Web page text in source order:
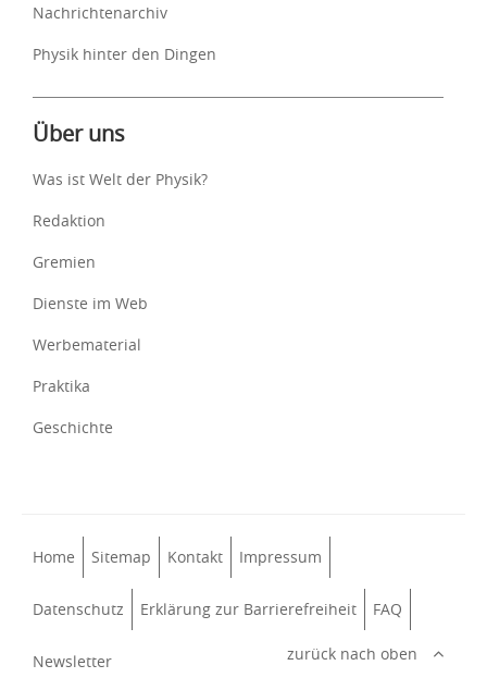
Nachrichtenarchiv
Physik hinter den Dingen
Über uns
Was ist Welt der Physik?
Redaktion
Gremien
Dienste im Web
Werbematerial
Praktika
Geschichte
Home Sitemap Kontakt Impressum
Datenschutz Erklärung zur Barrierefreiheit FAQ
Newsletter zurück nach oben